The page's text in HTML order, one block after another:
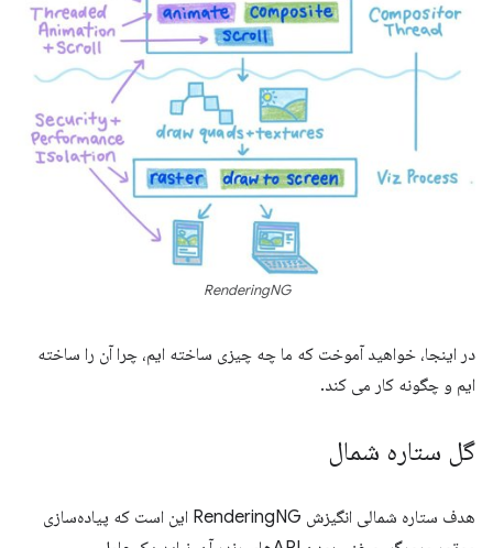
RenderingNG
در اینجا، خواهید آموخت که ما چه چیزی ساخته ایم، چرا آن را ساخته
ایم و چگونه کار می کند.
گل ستاره شمال
هدف ستاره شمالی انگیزش RenderingNG این است که پیاده‌سازی